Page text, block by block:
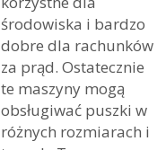
środowiska i bardzo
dobre dla rachunków
za prąd. Ostatecznie
te maszyny mogą
obsługiwać puszki w
różnych rozmiarach i